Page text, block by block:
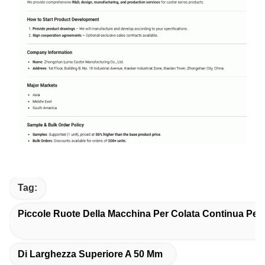
Tag:
Piccole Ruote Della Macchina Per Colata Continua Per
Di Larghezza Superiore A 50 Mm